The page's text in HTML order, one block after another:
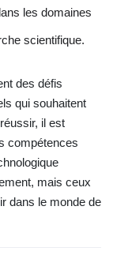
les domaines
scientifique.
des défis
qui souhaitent
il est
compétences
mais ceux
dans le monde de